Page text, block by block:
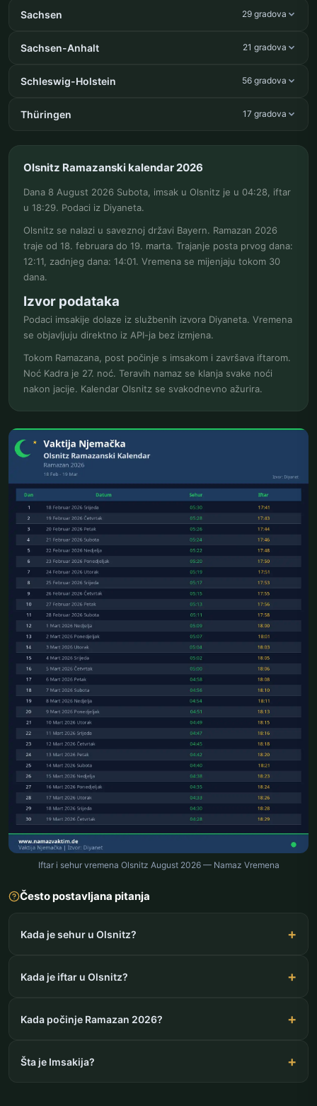
Sachsen 29 gradova
Sachsen-Anhalt 21 gradova
Schleswig-Holstein 56 gradova
Thüringen 17 gradova
Olsnitz Ramazanski kalendar 2026
Dana 8 August 2026 Subota, imsak u Olsnitz je u 04:28, iftar
u 18:29. Podaci iz Diyaneta.
Olsnitz se nalazi u saveznoj državi Bayern. Ramazan 2026
traje od 18. februara do 19. marta. Trajanje posta prvog dana:
12:11, zadnjeg dana: 14:01. Vremena se mijenjaju tokom 30
dana.
Izvor podataka
Podaci imsakije dolaze iz službenih izvora Diyaneta. Vremena
se objavljuju direktno iz API-ja bez izmjena.
Tokom Ramazana, post počinje s imsakom i završava iftarom.
Noć Kadra je 27. noć. Teravih namaz se klanja svake noći
nakon jacije. Kalendar Olsnitz se svakodnevno ažurira.
Iftar i sehur vremena Olsnitz August 2026 — Namaz Vremena
Često postavljana pitanja
Kada je sehur u Olsnitz?
Kada je iftar u Olsnitz?
Kada počinje Ramazan 2026?
Šta je Imsakija?